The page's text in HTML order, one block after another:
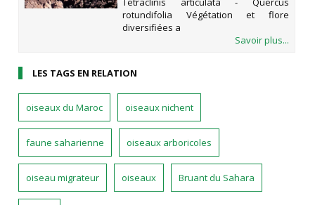
rotundifolia Végétation et flore
diversifiées a
Savoir plus...
LES TAGS EN RELATION
oiseaux du Maroc oiseaux nichent
faune saharienne oiseaux arboricoles
oiseau migrateur oiseaux Bruant du Sahara